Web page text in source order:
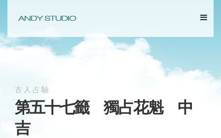
古人占驗
第五十七籤 獨占花魁 中
吉